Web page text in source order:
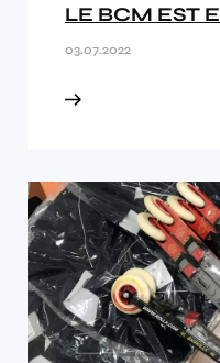
LE BCM EST
03.07.2022